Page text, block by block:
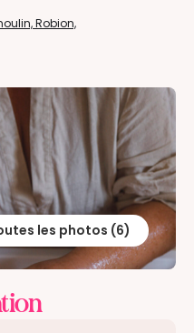
Robion,
les photos